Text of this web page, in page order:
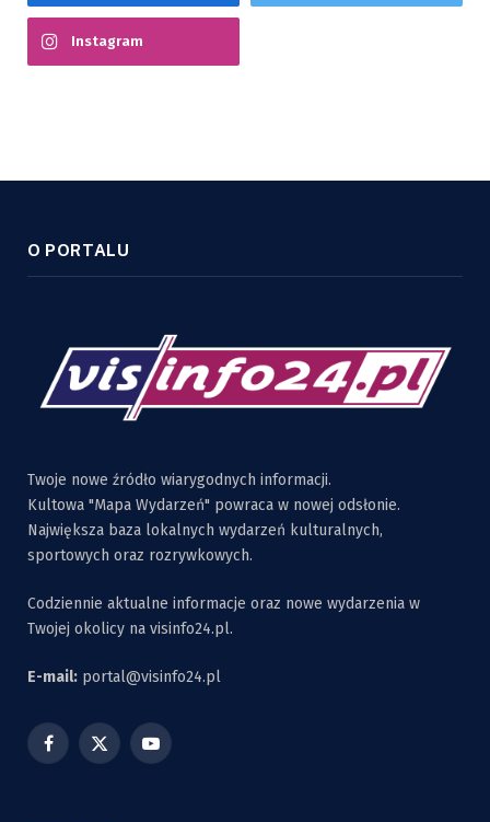
Instagram
O PORTALU
Twoje nowe źródło wiarygodnych informacji.
Kultowa "Mapa Wydarzeń" powraca w nowej odsłonie.
Największa baza lokalnych wydarzeń kulturalnych,
sportowych oraz rozrywkowych.
Codziennie aktualne informacje oraz nowe wydarzenia w
Twojej okolicy na visinfo24.pl.
E-mail: portal@visinfo24.pl
Facebook
X
YouTube